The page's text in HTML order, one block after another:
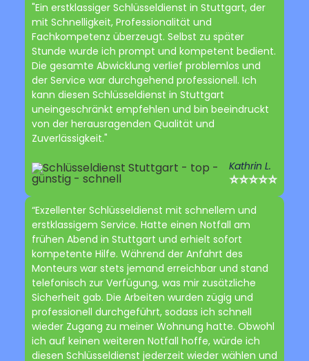
"Ein erstklassiger Schlüsseldienst in Stuttgart, der
mit Schnelligkeit, Professionalität und
Fachkompetenz überzeugt. Selbst zu später
Stunde wurde ich prompt und kompetent bedient.
Die gesamte Abwicklung verlief problemlos und
der Service war durchgehend professionell. Ich
kann diesen Schlüsseldienst in Stuttgart
uneingeschränkt empfehlen und bin beeindruckt
von der herausragenden Qualität und
Zuverlässigkeit."
Kathrin L.
⭐⭐⭐⭐⭐
“Exzellenter Schlüsseldienst mit schnellem und
erstklassigem Service. Hatte einen Notfall am
frühen Abend in Stuttgart und erhielt sofort
kompetente Hilfe. Während der Anfahrt des
Monteurs war stets jemand erreichbar und stand
telefonisch zur Verfügung, was mir zusätzliche
Sicherheit gab. Die Arbeiten wurden zügig und
professionell durchgeführt, sodass ich schnell
wieder Zugang zu meiner Wohnung hatte. Obwohl
ich auf keinen weiteren Notfall hoffe, würde ich
diesen Schlüsseldienst jederzeit wieder wählen und